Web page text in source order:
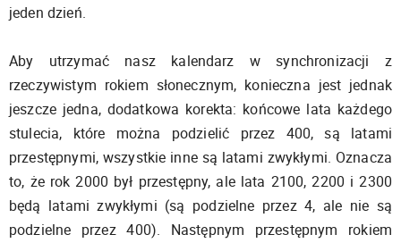
jeden dzień.
Aby utrzymać nasz kalendarz w synchronizacji z
rzeczywistym rokiem słonecznym, konieczna jest jednak
jeszcze jedna, dodatkowa korekta: końcowe lata każdego
stulecia, które można podzielić przez 400, są latami
przestępnymi, wszystkie inne są latami zwykłymi. Oznacza
to, że rok 2000 był przestępny, ale lata 2100, 2200 i 2300
będą latami zwykłymi (są podzielne przez 4, ale nie są
podzielne przez 400). Następnym przestępnym rokiem